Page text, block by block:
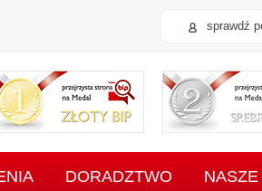
sprawdź
Przejrzysta strona BIP na
DORADZTWO